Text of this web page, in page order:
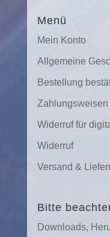
Menü
Mein Konto
Allgemeine
Bestellung
Zahlungsweisen
Widerruf für
Widerruf
Versand &
Bitte
Downloads,